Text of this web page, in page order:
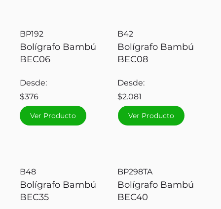
BP192
Bolígrafo Bambú
BEC06
Desde:
$376
Ver Producto
B42
Bolígrafo Bambú
BEC08
Desde:
$2.081
Ver Producto
B48
Bolígrafo Bambú
BEC35
BP298TA
Bolígrafo Bambú
BEC40